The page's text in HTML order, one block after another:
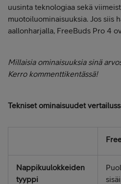
uusinta teknologiaa sekä
muotoiluominaisuuksia. Jos siis
aallonharjalla, FreeBuds Pro 4
Millaisia ominaisuuksia sinä
Kerro kommenttikentässä!
Tekniset ominaisuudet
Nappikuulokkeiden
tyyppi